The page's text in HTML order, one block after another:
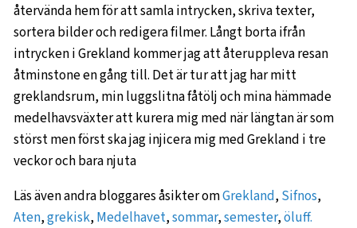
återvända hem för att samla intrycken, skriva texter,
sortera bilder och redigera filmer. Långt borta ifrån
intrycken i Grekland kommer jag att återuppleva resan
åtminstone en gång till. Det är tur att jag har mitt
greklandsrum, min luggslitna fåtölj och mina hämmade
medelhavsväxter att kurera mig med när längtan är som
störst men först ska jag injicera mig med Grekland i tre
veckor och bara njuta
Läs även andra bloggares åsikter omGrekland, Sifnos,
Aten,grekisk, Medelhavet,sommar,semester,öluff.